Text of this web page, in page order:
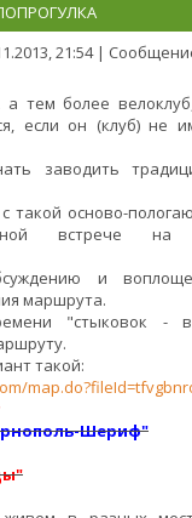
21:54 |
а тем более
если он (клуб) не
заводить
такой осново-
встрече на
и
маршрута.
"стыковок -
такой:
Шериф"